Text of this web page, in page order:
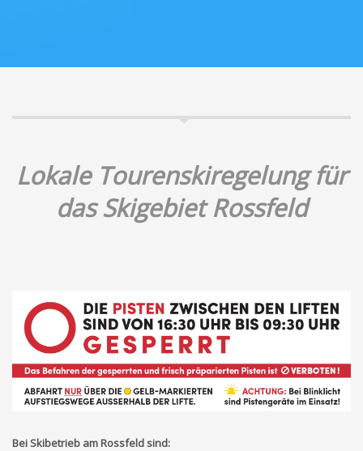
Lokale Tourenskiregelung für
das Skigebiet Rossfeld
Bei Skibetrieb am Rossfeld sind: